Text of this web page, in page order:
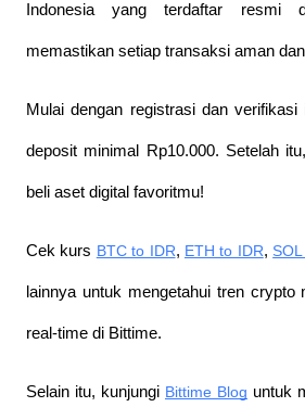
Indonesia yang terdaftar resmi
memastikan setiap transaksi aman
Mulai dengan registrasi dan verifikasi
deposit minimal Rp10.000. Setelah
beli aset digital favoritmu!
Cek kurs BTC to IDR, ETH to IDR,
lainnya untuk mengetahui tren
real-time di Bittime.
Selain itu, kunjungi Bittime Blog untuk